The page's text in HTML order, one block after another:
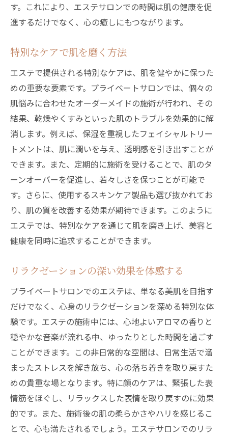
す。これにより、エステサロンでの時間は肌の健康を促
進するだけでなく、心の癒しにもつながります。
特別なケアで肌を磨く方法
エステで提供される特別なケアは、肌を健やかに保つた
めの重要な要素です。プライベートサロンでは、個々の
肌悩みに合わせたオーダーメイドの施術が行われ、その
結果、乾燥やくすみといった肌のトラブルを効果的に解
消します。例えば、保湿を重視したフェイシャルトリー
トメントは、肌に潤いを与え、透明感を引き出すことが
できます。また、定期的に施術を受けることで、肌のタ
ーンオーバーを促進し、若々しさを保つことが可能で
す。さらに、使用するスキンケア製品も選び抜かれてお
り、肌の質を改善する効果が期待できます。このように
エステでは、特別なケアを通じて肌を磨き上げ、美容と
健康を同時に追求することができます。
リラクゼーションの深い効果を体感する
プライベートサロンでのエステは、単なる美肌を目指す
だけでなく、心身のリラクゼーションを深める特別な体
験です。エステの施術中には、心地よいアロマの香りと
穏やかな音楽が流れる中、ゆったりとした時間を過ごす
ことができます。この非日常的な空間は、日常生活で溜
まったストレスを解き放ち、心の落ち着きを取り戻すた
めの貴重な場となります。特に顔のケアは、緊張した表
情筋をほぐし、リラックスした表情を取り戻すのに効果
的です。また、施術後の肌の柔らかさやハリを感じるこ
とで、心も満たされるでしょう。エステサロンでのリラ